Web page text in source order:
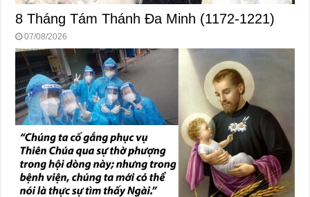
8 Tháng Tám Thánh Ða Minh (1172-1221)
07/08/2026